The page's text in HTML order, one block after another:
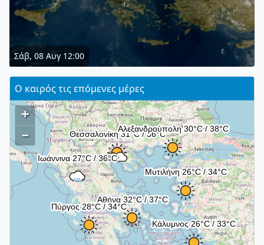
Σάβ, 08 Αυγ 12:00
Ο καιρός τις επόμενες μέρες
+
–